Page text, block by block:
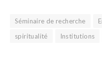
Séminaire de recherche
spiritualité
Institutions